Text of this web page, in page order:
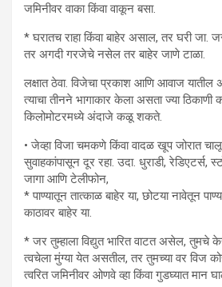
जमिनीवर वाका किंवा वाकून बसा.
* घरातच राहा किंवा बाहेर असाल, तर घरी जा.
तर अगदी गरजेचे नसेल तर बाहेर जाणे टाळा.
लक्षात ठेवा. विजेचा प्रकाश आणि आवाज
त्याचा तीनने भागाकार केला असता ज्या
किलोमोटरमध्ये अंदाजे कळू शकते.
• जेव्हा विजा चमकणे किंवा वादळ खूप जोरात
सुवाहकांपासून दूर रहा. उदा. धुराडी, रेडिएटर्स,
जागा आणि टेलीफोन,
* पाण्यातून तात्काळ बाहेर या, छोटया नावेतून
काठावर बाहेर या.
* जर तुम्हाला विद्युत भारित वाटत असेल, तुमचे
त्वचेला मुंग्या येत असतील, तर तुमच्या वर विज
त्वरित जमिनीवर ओणवे व्हा किंवा गुडघ्यात मान